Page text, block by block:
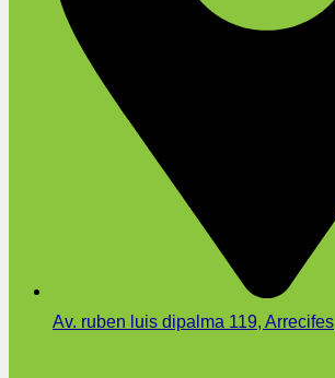
Av. ruben luis dipalma 119, Arrecifes